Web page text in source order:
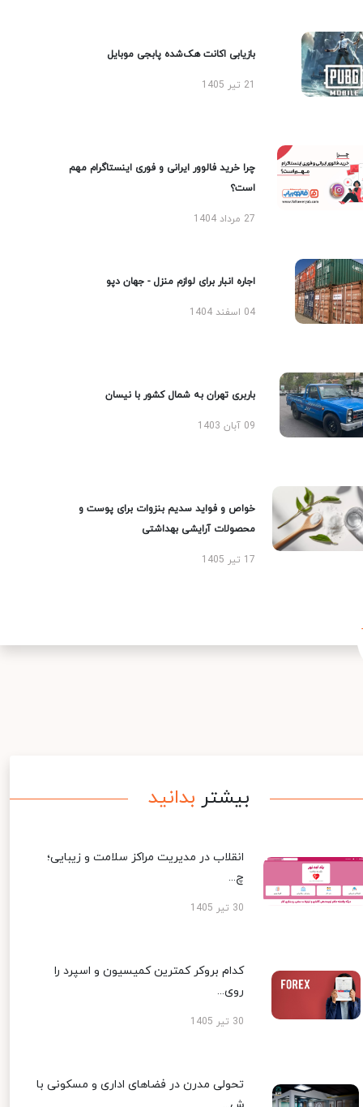
بازیابی اکانت هک‌شده پابجی موبایل
چرا خرید فالوور ایرانی و فوری اینستاگرام مهم
است؟
27 مرداد 1404
اجاره انبار برای لوازم منزل - جهان دپو
04 اسفند 1404
باربری تهران به شمال کشور با نیسان
09 آبان 1403
خواص و فواید سدیم بنزوات برای پوست و
محصولات آرایشی بهداشتی
17 تیر 1405
بیشتر بدانید
انقلاب در مدیریت مراکز سلامت و زیبایی؛
چ...
30 تیر 1405
کدام بروکر کمترین کمیسیون و اسپرد را
روی...
30 تیر 1405
تحولی مدرن در فضاهای اداری و مسکونی با